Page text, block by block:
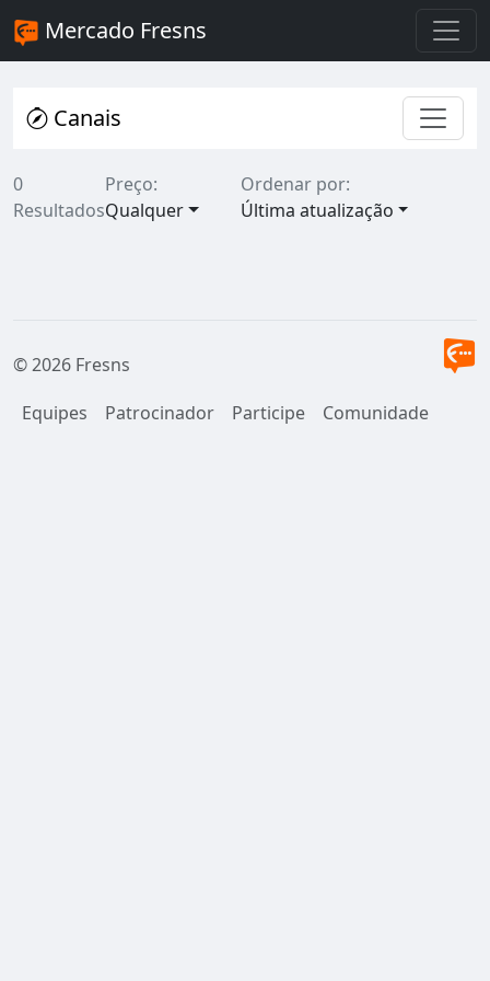
Mercado Fresns
Canais
0
Resultados
Preço:
Qualquer
Ordenar por:
Última atualização
© 2026 Fresns
Equipes
Patrocinador Participe Comunidade